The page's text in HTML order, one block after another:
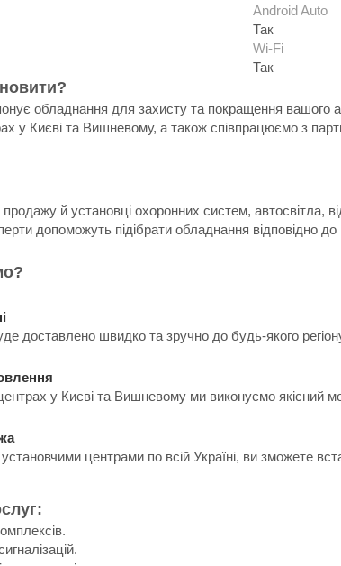
Android Auto
Так
Wi-Fi
Так
обладнання для захисту та покращення вашого
у Києві та Вишневому, а також співпрацюємо з
й установці охоронних систем, автосвітла,
допоможуть підібрати обладнання відповідно
доставлено швидко та зручно до будь-якого
у Києві та Вишневому ми виконуємо якісний
установчими центрами по всій Україні, ви зможете